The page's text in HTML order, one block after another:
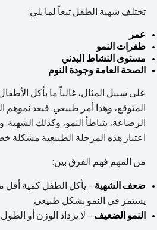
تختلف شهية الطفل تبعاً لما يلي:
عمر
طفرات النمو
مستوى النشاط البدني
الصحة العامة وجودة النوم
على سبيل المثال، غالباً ما يأكل
المتوقع، وهذا أمر طبيعي. فبعد
الرضاعة، يتباطأ النمو، وكذلك
اعتبار هذه المرحلة الطبيعية مشكلة
من المهم فهم الفرق بين:
ضعف الشهية – يأكل الطفل كمية أقل
يستمر في النمو بشكل طبيعي
النمو الضعيف – لا يزداد الوزن أو